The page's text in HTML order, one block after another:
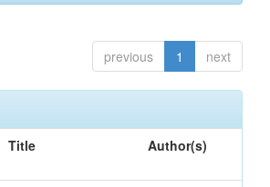
previous 1 next
Title Author(s)